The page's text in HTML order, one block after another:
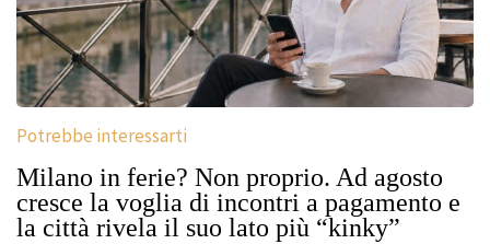
Potrebbe interessarti
Milano in ferie? Non proprio. Ad agosto
cresce la voglia di incontri a pagamento e
la città rivela il suo lato più “kinky”